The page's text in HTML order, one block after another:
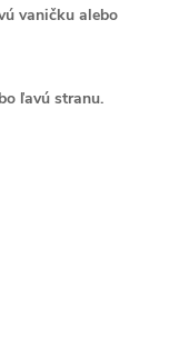
vaničku alebo
ľavú stranu.